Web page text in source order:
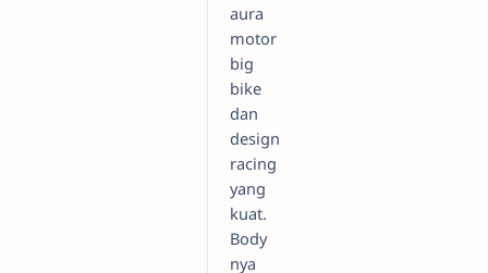
aura
motor
big
bike
dan
design
racing
yang
kuat.
Body
nya